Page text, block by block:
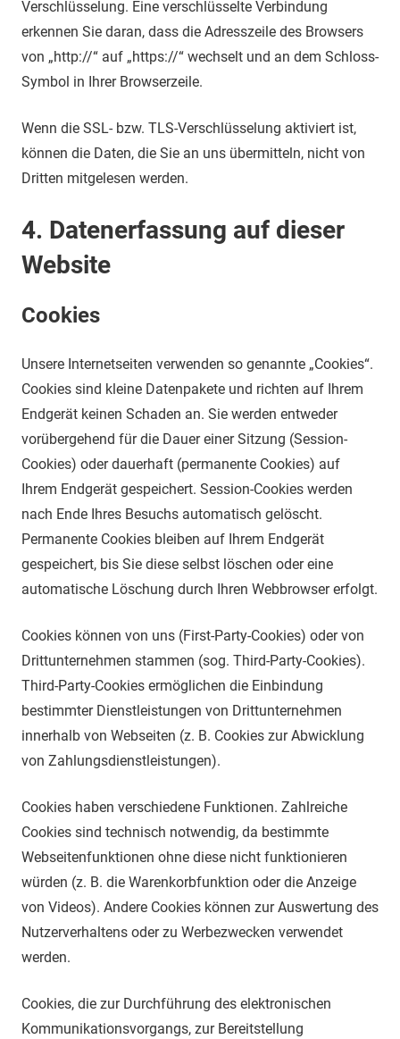
Verschlüsselung. Eine verschlüsselte Verbindung
erkennen Sie daran, dass die Adresszeile des Browsers
von „http://“ auf „https://“ wechselt und an dem Schloss-
Symbol in Ihrer Browserzeile.
Wenn die SSL- bzw. TLS-Verschlüsselung aktiviert ist,
können die Daten, die Sie an uns übermitteln, nicht von
Dritten mitgelesen werden.
4. Datenerfassung auf dieser
Website
Cookies
Unsere Internetseiten verwenden so genannte „Cookies“.
Cookies sind kleine Datenpakete und richten auf Ihrem
Endgerät keinen Schaden an. Sie werden entweder
vorübergehend für die Dauer einer Sitzung (Session-
Cookies) oder dauerhaft (permanente Cookies) auf
Ihrem Endgerät gespeichert. Session-Cookies werden
nach Ende Ihres Besuchs automatisch gelöscht.
Permanente Cookies bleiben auf Ihrem Endgerät
gespeichert, bis Sie diese selbst löschen oder eine
automatische Löschung durch Ihren Webbrowser erfolgt.
Cookies können von uns (First-Party-Cookies) oder von
Drittunternehmen stammen (sog. Third-Party-Cookies).
Third-Party-Cookies ermöglichen die Einbindung
bestimmter Dienstleistungen von Drittunternehmen
innerhalb von Webseiten (z. B. Cookies zur Abwicklung
von Zahlungsdienstleistungen).
Cookies haben verschiedene Funktionen. Zahlreiche
Cookies sind technisch notwendig, da bestimmte
Webseitenfunktionen ohne diese nicht funktionieren
würden (z. B. die Warenkorbfunktion oder die Anzeige
von Videos). Andere Cookies können zur Auswertung des
Nutzerverhaltens oder zu Werbezwecken verwendet
werden.
Cookies, die zur Durchführung des elektronischen
Kommunikationsvorgangs, zur Bereitstellung